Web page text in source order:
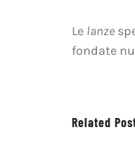
Le lanze
fondate
Related